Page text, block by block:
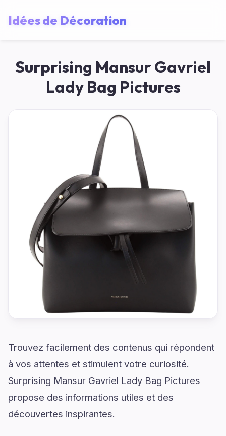
Idées de Décoration
Surprising Mansur Gavriel
Lady Bag Pictures
Trouvez facilement des contenus qui répondent
à vos attentes et stimulent votre curiosité.
Surprising Mansur Gavriel Lady Bag Pictures
propose des informations utiles et des
découvertes inspirantes.